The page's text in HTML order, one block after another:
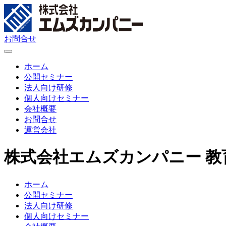
お問合せ
ホーム
公開セミナー
法人向け研修
個人向けセミナー
会社概要
お問合せ
運営会社
株式会社エムズカンパニー 教
ホーム
公開セミナー
法人向け研修
個人向けセミナー